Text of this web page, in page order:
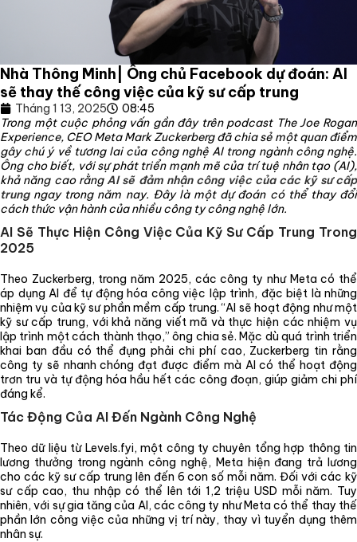
Nhà Thông Minh| Ông chủ Facebook dự đoán: AI
sẽ thay thế công việc của kỹ sư cấp trung
Tháng 1 13, 2025
08:45
Trong một cuộc phỏng vấn gần đây trên podcast The Joe Rogan
Experience, CEO Meta Mark Zuckerberg đã chia sẻ một quan điểm
gây chú ý về tương lai của công nghệ AI trong ngành công nghệ.
Ông cho biết, với sự phát triển mạnh mẽ của trí tuệ nhân tạo (AI),
khả năng cao rằngAI sẽ đảm nhận công việc của các kỹ sư cấp
trungngay trong năm nay. Đây là một dự đoán có thể thay đổi
cách thức vận hành của nhiều công ty công nghệ lớn.
AI Sẽ Thực Hiện Công Việc Của Kỹ Sư Cấp Trung Trong
2025
Theo Zuckerberg, trong năm 2025, các công ty như Meta có thể
áp dụng AI để tự động hóa công việc lập trình, đặc biệt là những
nhiệm vụ của kỹ sư phần mềm cấp trung. “AI sẽ hoạt động như một
kỹ sư cấp trung, với khả năng viết mã và thực hiện các nhiệm vụ
lập trình một cách thành thạo,” ông chia sẻ. Mặc dù quá trình triển
khai ban đầu có thể đụng phải chi phí cao, Zuckerberg tin rằng
công ty sẽ nhanh chóng đạt được điểm mà AI có thể hoạt động
trơn tru và tự động hóa hầu hết các công đoạn, giúp giảm chi phí
đáng kể.
Tác Động Của AI Đến Ngành Công Nghệ
Theo dữ liệu từ Levels.fyi, một công ty chuyên tổng hợp thông tin
lương thưởng trong ngành công nghệ, Meta hiện đang trả lương
cho các kỹ sư cấp trung lên đến 6 con số mỗi năm. Đối với các kỹ
sư cấp cao, thu nhập có thể lên tới 1,2 triệu USD mỗi năm. Tuy
nhiên, với sự gia tăng của AI, các công ty như Meta có thể thay thế
phần lớn công việc của những vị trí này, thay vì tuyển dụng thêm
nhân sự.